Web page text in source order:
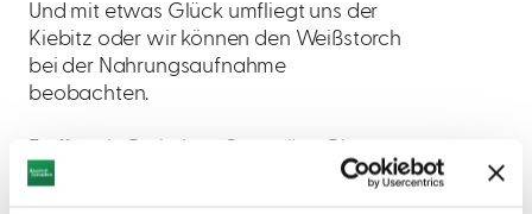
Und mit etwas Glück umfliegt uns der
Kiebitz oder wir können den Weißstorch
bei der Nahrungsaufnahme
beobachten.
Traube in Obenhausen